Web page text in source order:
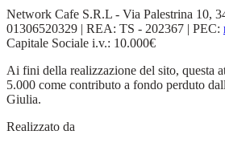
Network Cafe S.R.L - Via Palestrina 10,
01306520329 | REA: TS - 202367 | PEC:
Capitale Sociale i.v.: 10.000€
Ai fini della realizzazione del sito, questa
5.000 come contributo a fondo perduto
Giulia.
Realizzato da